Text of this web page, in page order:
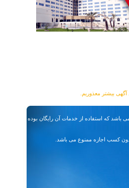
باشد که استفاده از خدمات آن رایگان بوده و
کسب اجازه ممنوع می باشد.